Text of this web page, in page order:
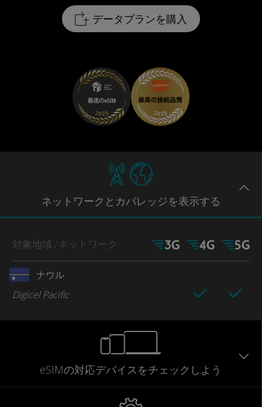
データプランを購入
ネットワークとカバレッジを表示する
対象地域 /ネットワーク
ナウル
Digicel Pacific
eSIMの対応デバイスをチェックしよう